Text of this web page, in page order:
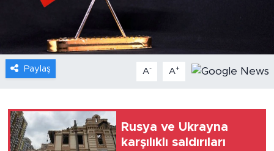
Paylaş A- A+
Rusya ve Ukrayna
karşılıklı saldırıları
Gündem
Video
Sağlık
Xinhua